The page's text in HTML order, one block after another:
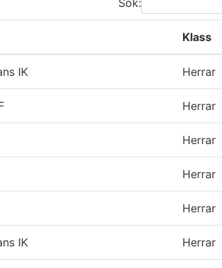
Sök:
Klass
IK Herrar
Herrar
Herrar
Herrar
Herrar
IK Herrar